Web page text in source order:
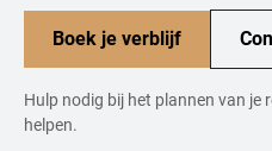
Boek je verblijf
Hulp nodig bij het plannen van je
helpen.